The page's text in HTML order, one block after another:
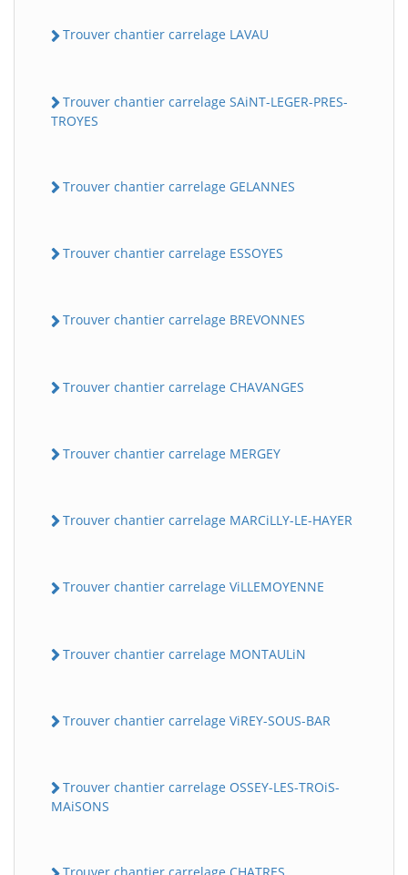
Trouver chantier carrelage LAVAU
Trouver chantier carrelage SAiNT-LEGER-PRES-
TROYES
Trouver chantier carrelage GELANNES
Trouver chantier carrelage ESSOYES
Trouver chantier carrelage BREVONNES
Trouver chantier carrelage CHAVANGES
Trouver chantier carrelage MERGEY
Trouver chantier carrelage MARCiLLY-LE-HAYER
Trouver chantier carrelage ViLLEMOYENNE
Trouver chantier carrelage MONTAULiN
Trouver chantier carrelage ViREY-SOUS-BAR
Trouver chantier carrelage OSSEY-LES-TROiS-
MAiSONS